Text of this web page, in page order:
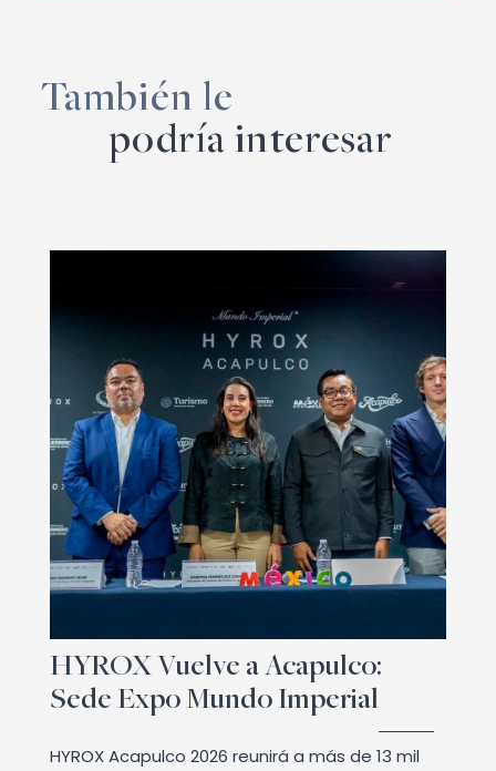
También le
podría interesar
HYROX Vuelve a Acapulco:
Sede Expo Mundo Imperial
HYROX Acapulco 2026 reunirá a más de 13 mil